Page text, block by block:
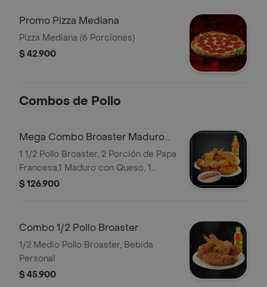
Promo Pizza Mediana
Pizza Mediana (6 Porciones)
$ 42.900
Combos de Pollo
Mega Combo Broaster Maduro
Acompañado
1 1/2 Pollo Broaster, 2 Porción de Papa
Francesa,1 Maduro con Queso, 1
Bebida 1.5 Postobón
$ 126.900
Combo 1/2 Pollo Broaster
1/2 Medio Pollo Broaster, Bebida
Personal
$ 45.900